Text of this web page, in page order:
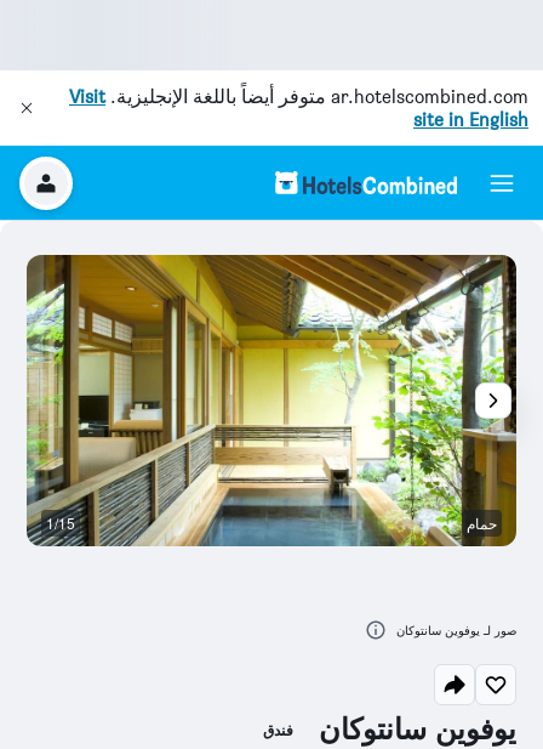
ar.hotelscombined.com متوفر أيضاً باللغة الإنجليزية.Visit
site in English
يوفوين سانتوكان فندق
حمام 1/15
صور لـ يوفوين سانتوكان